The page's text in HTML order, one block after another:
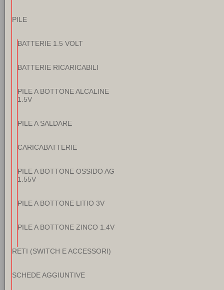
PILE
BATTERIE 1.5 VOLT
BATTERIE RICARICABILI
PILE A BOTTONE ALCALINE
1.5V
PILE A SALDARE
CARICABATTERIE
PILE A BOTTONE OSSIDO AG
1.55V
PILE A BOTTONE LITIO 3V
PILE A BOTTONE ZINCO 1.4V
RETI (SWITCH E ACCESSORI)
SCHEDE AGGIUNTIVE